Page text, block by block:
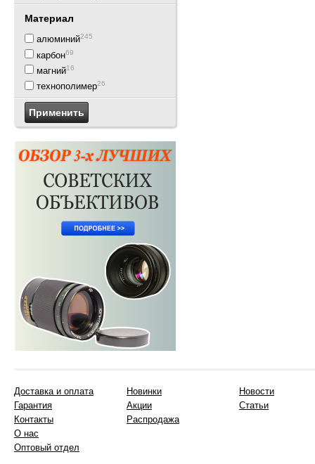
Материал
алюминий245
карбон69
магний16
технополимер26
Доставка и оплата
Гарантия
Контакты
О нас
Оптовый отдел
Новинки
Акции
Распродажа
Новости
Статьи